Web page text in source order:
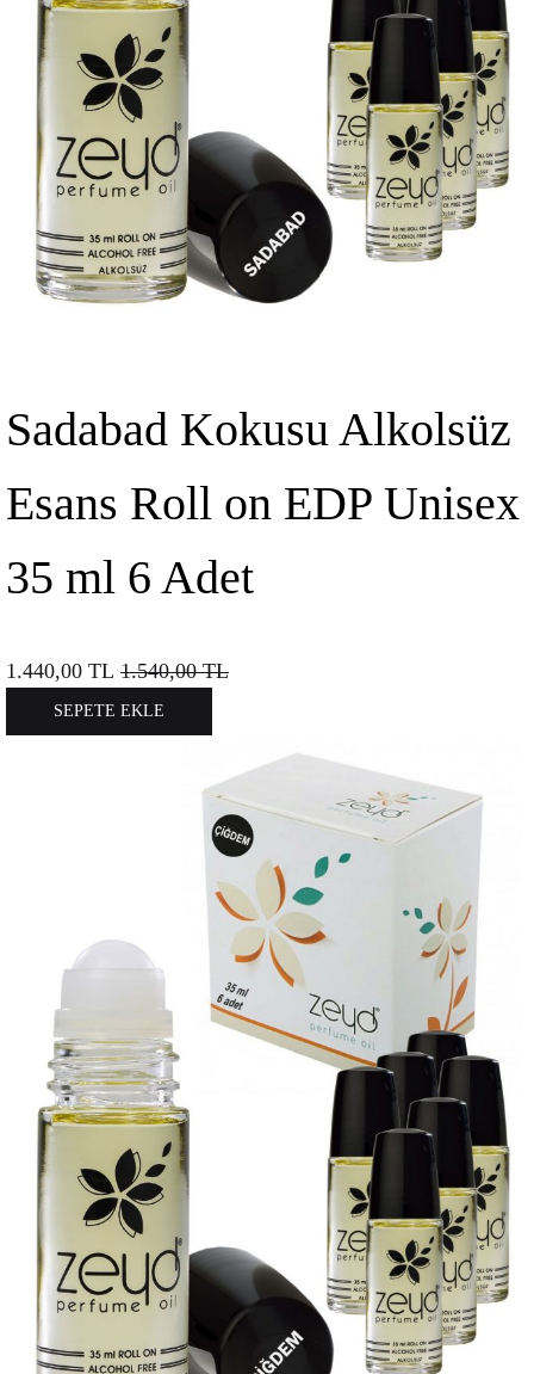
Sadabad Kokusu Alkolsüz
Esans Roll on EDP Unisex
35 ml 6 Adet
1.440,00 TL 1.540,00TL
SEPETE EKLE